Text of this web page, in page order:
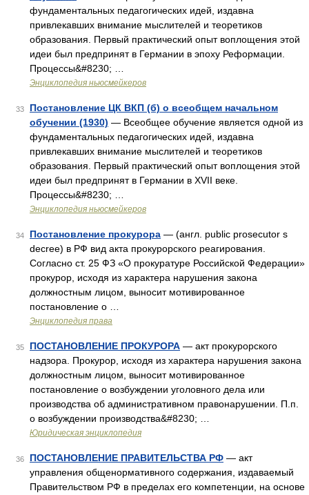
фундаментальных педагогических идей, издавна
привлекавших внимание мыслителей и теоретиков
образования. Первый практический опыт воплощения этой
идеи был предпринят в Германии в эпоху Реформации.
Процессы&#8230; …
Энциклопедия ньюсмейкеров
33
Постановление ЦК ВКП (б) о всеобщем начальном
обучении (1930) — Всеобщее обучение является одной из
фундаментальных педагогических идей, издавна
привлекавших внимание мыслителей и теоретиков
образования. Первый практический опыт воплощения этой
идеи был предпринят в Германии в XVII веке.
Процессы&#8230; …
Энциклопедия ньюсмейкеров
34 Постановление прокурора — (англ. public prosecutor s
decree) в РФ вид акта прокурорского реагирования.
Согласно ст. 25 ФЗ «О прокуратуре Российской Федерации»
прокурор, исходя из характера нарушения закона
должностным лицом, выносит мотивированное
постановление о …
Энциклопедия права
35 ПОСТАНОВЛЕНИЕ ПРОКУРОРА — акт прокурорского
надзора. Прокурор, исходя из характера нарушения закона
должностным лицом, выносит мотивированное
постановление о возбуждении уголовного дела или
производства об административном правонарушении. П.п.
о возбуждении производства&#8230; …
Юридическая энциклопедия
36 ПОСТАНОВЛЕНИЕ ПРАВИТЕЛЬСТВА РФ — акт
управления общенормативного содержания, издаваемый
Правительством РФ в пределах его компетенции, на основе